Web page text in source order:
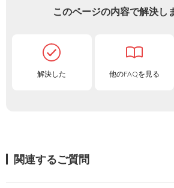
このページの内容で解決し
解決した 他のFAQを見る
関連するご質問